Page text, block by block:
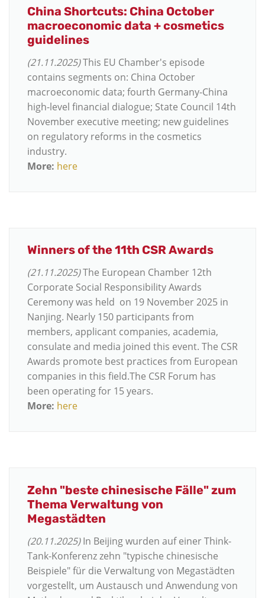
China Shortcuts: China October
macroeconomic data + cosmetics
guidelines
(21.11.2025)This EU Chamber's episode
contains segments on: China October
macroeconomic data; fourth Germany-China
high-level financial dialogue; State Council 14th
November executive meeting; new guidelines
on regulatory reforms in the cosmetics
industry.
More: here
Winners of the 11th CSR Awards
(21.11.2025)The European Chamber 12th
Corporate Social Responsibility Awards
Ceremony was held on 19 November 2025 in
Nanjing. Nearly 150 participants from
members, applicant companies, academia,
consulate and media joined this event. The CSR
Awards promote best practices from European
companies in this field.The CSR Forum has
been operating for 15 years.
More: here
Zehn "beste chinesische Fälle" zum
Thema Verwaltung von
Megastädten
(20.11.2025)In Beijing wurden auf einer Think-
Tank-Konferenz zehn "typische chinesische
Beispiele" für die Verwaltung von Megastädten
vorgestellt, um Austausch und Anwendung von